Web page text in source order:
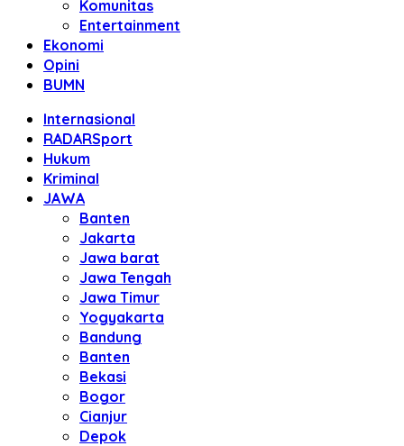
Komunitas
Entertainment
Ekonomi
Opini
BUMN
Internasional
RADARSport
Hukum
Kriminal
JAWA
Banten
Jakarta
Jawa barat
Jawa Tengah
Jawa Timur
Yogyakarta
Bandung
Banten
Bekasi
Bogor
Cianjur
Depok